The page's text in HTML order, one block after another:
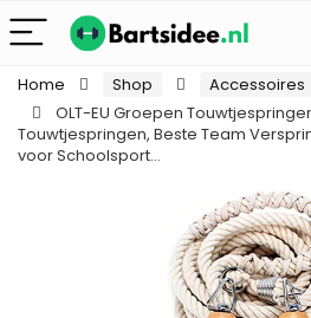
Home Shop Accessoires
OLT-EU Groepen
Touwtjespringen, Beste Team
voor Schoolsport…